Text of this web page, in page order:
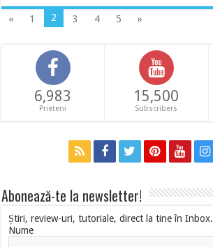
« 1 2 3 4 5 »
6,983
Prieteni
15,500
Subscribers
Abonează-te la newsletter!
Știri, review-uri, tutoriale, direct la tine în Inbox.
Nume